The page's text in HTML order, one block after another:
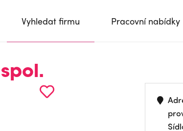
Vyhledat firmu Pracovní nabídky